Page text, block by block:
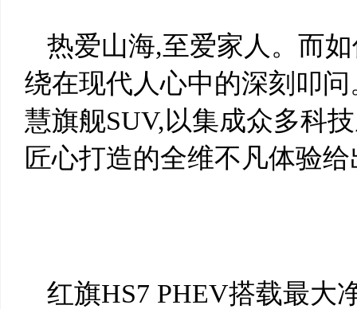
热爱山海,至爱家人。而
绕在现代人心中的深刻叩
慧旗舰SUV,以集成众多科
匠心打造的全维不凡体验
红旗HS7 PHEV搭载最大